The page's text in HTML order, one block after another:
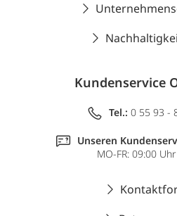
Kundenservice
Tel.: 0 55 93 -
Unseren
MO-FR: 09:00